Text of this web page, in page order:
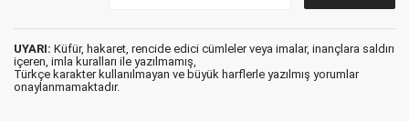
UYARI: Küfür, hakaret, rencide edici cümleler veya imalar, inançlara saldırı
içeren, imla kuralları ile yazılmamış,
Türkçe karakter kullanılmayan ve büyük harflerle yazılmış yorumlar
onaylanmamaktadır.